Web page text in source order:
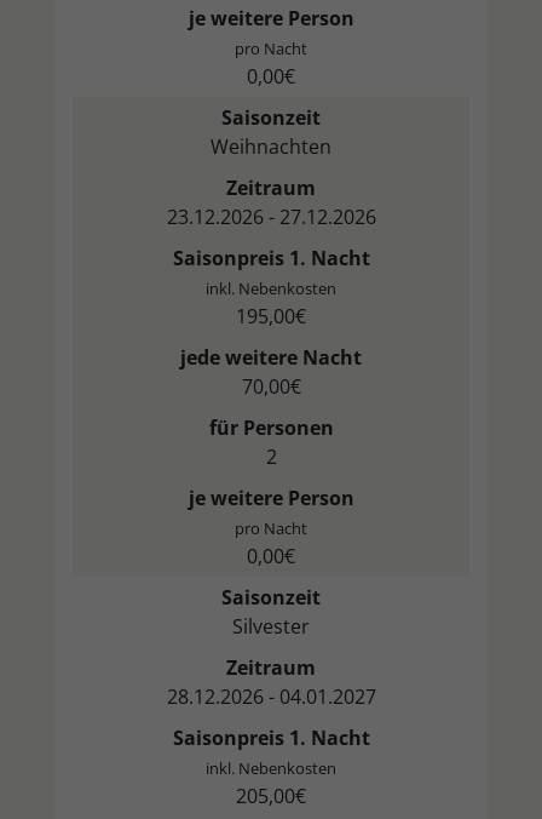
je weitere Person
pro Nacht
0,00€
Saisonzeit
Weihnachten
Zeitraum
23.12.2026 - 27.12.2026
Saisonpreis 1. Nacht
inkl. Nebenkosten
195,00€
jede weitere Nacht
70,00€
für Personen
2
je weitere Person
pro Nacht
0,00€
Saisonzeit
Silvester
Zeitraum
28.12.2026 - 04.01.2027
Saisonpreis 1. Nacht
inkl. Nebenkosten
205,00€